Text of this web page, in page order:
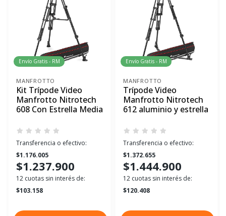
Envío Gratis - RM
MANFROTTO
Kit Trípode Video
Manfrotto Nitrotech
608 Con Estrella Media
Transferencia o efectivo:
$1.176.005
$1.237.900
12 cuotas sin interés de:
$103.158
Envío Gratis - RM
MANFROTTO
Trípode Video
Manfrotto Nitrotech
612 aluminio y estrella
Transferencia o efectivo:
$1.372.655
$1.444.900
12 cuotas sin interés de:
$120.408